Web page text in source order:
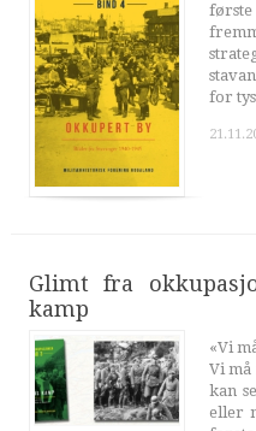
for
Glimt fra
kamp
«Vi
Vi må
kan
eller